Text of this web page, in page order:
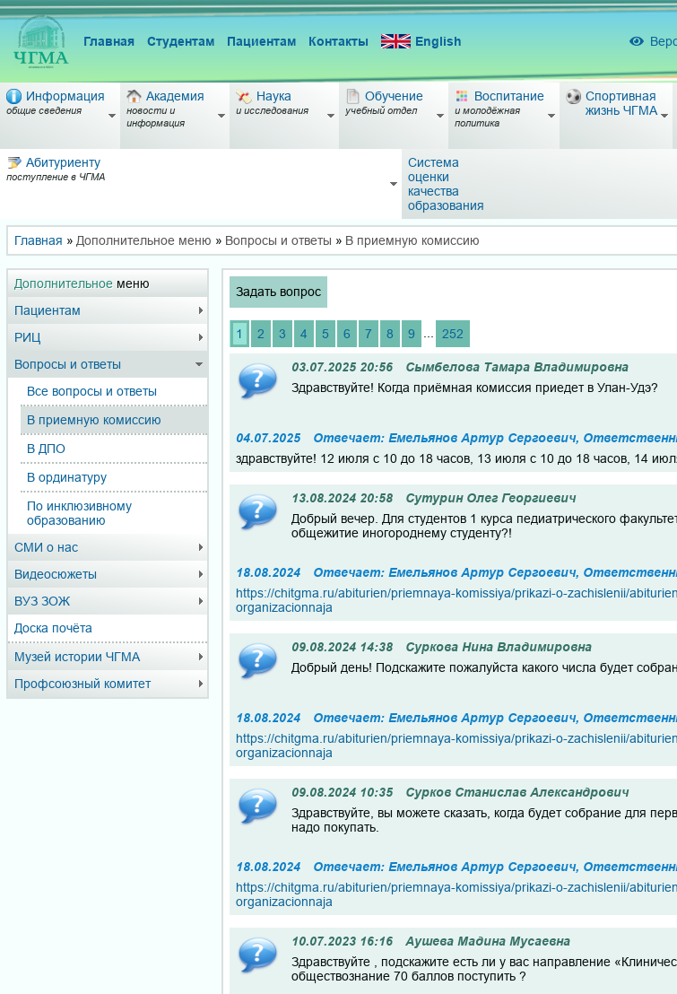
Главная Студентам Пациентам Контакты English
Информация
общие сведения
Академия
новости и
информация
Наука
и исследования
Обучение
учебный отдел
Воспитание
и молодёжная
политика
Спортивная
жизнь ЧГМА
Абитуриенту
поступление в ЧГМА
Система
оценки
качества
образования
Главная » Дополнительное меню » Вопросы и ответы » В приемную комиссию
Дополнительное меню
Пациентам
РИЦ
Вопросы и ответы
Все вопросы и ответы
В приемную комиссию
В ДПО
В ординатуру
По инклюзивному
образованию
СМИ о нас
Видеосюжеты
ВУЗ ЗОЖ
Доска почёта
Музей истории ЧГМА
Профсоюзный комитет
Задать вопрос
1 2 3 4 5 6 7 8 9 252
03.07.2025 20:56
Сымбелова Тамара Владимировна
Здравствуйте! Когда приёмная комиссия приедет в Улан-Удэ?
04.07.2025
Отвечает: Емельянов Артур Сергоевич,
здравствуйте! 12 июля с 10 до 18 часов, 13 июля с 10 до 18 часов, 14
13.08.2024 20:58
Сутурин Олег Георгиевич
Добрый вечер. Для студентов 1 курса педиатрического
общежитие иногороднему студенту?!
18.08.2024
Отвечает: Емельянов Артур Сергоевич,
https://chitgma.ru/abiturien/priemnaya-komissiya/prikazi-o-zachislenii/
organizacionnaja
09.08.2024 14:38
Суркова Нина Владимировна
Добрый день! Подскажите пожалуйста какого числа будет
18.08.2024
Отвечает: Емельянов Артур Сергоевич,
https://chitgma.ru/abiturien/priemnaya-komissiya/prikazi-o-zachislenii/
organizacionnaja
09.08.2024 10:35
Сурков Станислав Александрович
Здравствуйте, вы можете сказать, когда будет собрание для
надо покупать.
18.08.2024
Отвечает: Емельянов Артур Сергоевич,
https://chitgma.ru/abiturien/priemnaya-komissiya/prikazi-o-zachislenii/
organizacionnaja
10.07.2023 16:16
Аушева Мадина Мусаевна
Здравствуйте , подскажите есть ли у вас направление
обществознание 70 баллов поступить ?